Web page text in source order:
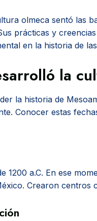
olmeca sentó las
prácticas y
en la historia de
la
la historia de
Conocer estas
1200 a.C. En ese
Crearon centros